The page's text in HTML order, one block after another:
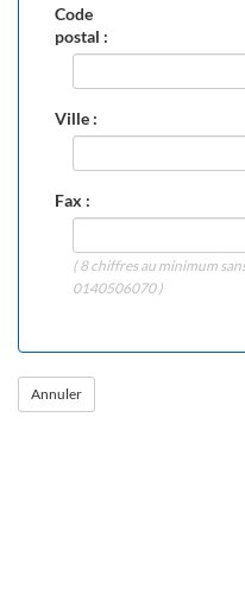
Code
postal :
Ville :
Fax :
( 8 chiffres au minimum
0140506070 )